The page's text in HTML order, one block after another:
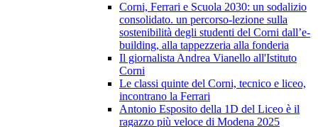
Corni, Ferrari e Scuola 2030: un sodalizio
consolidato. un percorso-lezione sulla
sostenibilità degli studenti del Corni dall’e-
building, alla tappezzeria alla fonderia
Il giornalista Andrea Vianello all'Istituto
Corni
Le classi quinte del Corni, tecnico e liceo,
incontrano la Ferrari
Antonio Esposito della 1D del Liceo è il
ragazzo più veloce di Modena 2025